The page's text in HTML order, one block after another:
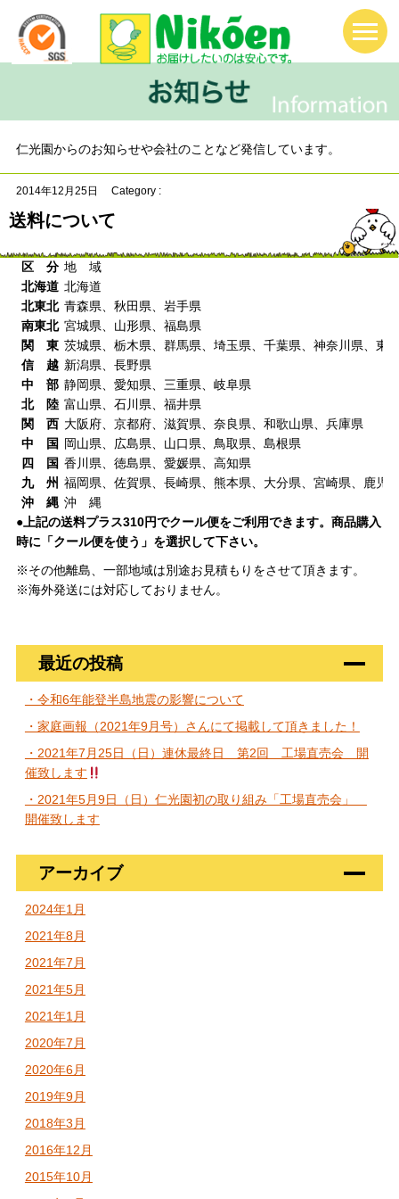
仁光園からのお知らせや会社のことなど発信しています。
2014年12月25日 Category :
送料について
区 分 地 域
北海道 北海道
北東北 青森県、秋田県、岩手県
南東北 宮城県、山形県、福島県
関 東 茨城県、栃木県、群馬県、埼玉県、千葉県、神奈川県、東
信 越 新潟県、長野県
中 部 静岡県、愛知県、三重県、岐阜県
北 陸 富山県、石川県、福井県
関 西 大阪府、京都府、滋賀県、奈良県、和歌山県、兵庫県
中 国
岡山県、広島県、山口県、鳥取県、島根県
四 国 香川県、徳島県、愛媛県、高知県
九 州 福岡県、佐賀県、長崎県、熊本県、大分県、宮崎県、鹿児
沖 縄 沖 縄
●上記の送料プラス310円でクール便をご利用できます。商品購入
時に「クール便を使う」を選択して下さい。
※その他離島、一部地域は別途お見積もりをさせて頂きます。
※海外発送には対応しておりません。
最近の投稿
・令和6年能登半島地震の影響について
・家庭画報（2021年9月号）さんにて掲載して頂きました！
・2021年7月25日（日）連休最終日 第2回 工場直売会 開
催致します
・2021年5月9日（日）仁光園初の取り組み「工場直売会」
開催致します
アーカイブ
2024年1月
2021年8月
2021年7月
2021年5月
2021年1月
2020年7月
2020年6月
2019年9月
2018年3月
2016年12月
2015年10月